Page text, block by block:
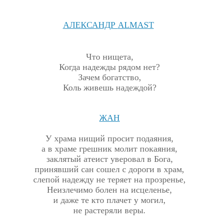
АЛЕКСАНДР ALMAST
Что нищета,
Когда надежды рядом нет?
Зачем богатство,
Коль живешь надеждой?
ЖАН
У храма нищий просит подаяния,
а в храме грешник молит покаяния,
заклятый атеист уверовал в Бога,
принявший сан сошел с дороги в храм,
слепой надежду не теряет на прозренье,
Неизлечимо болен на исцеленье,
и даже те кто плачет у могил,
не растеряли веры.